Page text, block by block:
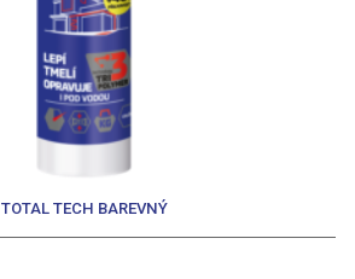
TOTAL TECH BAREVNÝ